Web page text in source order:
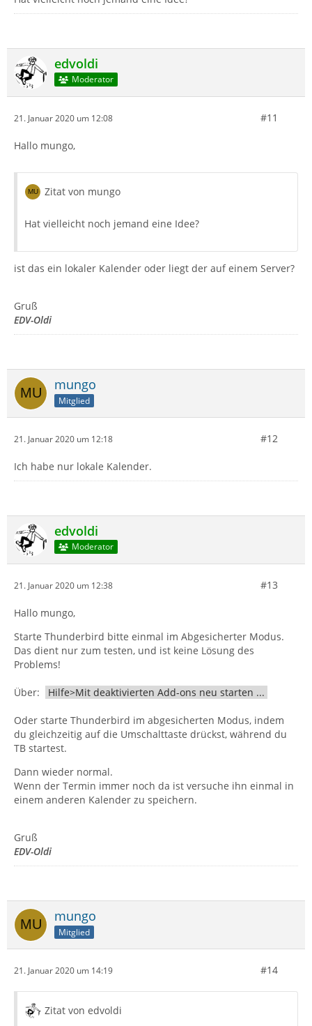
edvoldi
Moderator
21. Januar 2020 um 12:08 #11
Hallo mungo,
Zitat von mungo
Hat vielleicht noch jemand eine Idee?
ist das ein lokaler Kalender oder liegt der auf einem Server?
Gruß
EDV-Oldi
mungo
Mitglied
21. Januar 2020 um 12:18 #12
Ich habe nur lokale Kalender.
edvoldi
Moderator
21. Januar 2020 um 12:38 #13
Hallo mungo,
Starte Thunderbird bitte einmal im Abgesicherter Modus.
Das dient nur zum testen, und ist keine Lösung des
Problems!
Über: Hilfe>Mit deaktivierten Add-ons neu starten ...
Oder starte Thunderbird im abgesicherten Modus, indem
du gleichzeitig auf die Umschalttaste drückst, während du
TB startest.
Dann wieder normal.
Wenn der Termin immer noch da ist versuche ihn einmal in
einem anderen Kalender zu speichern.
Gruß
EDV-Oldi
mungo
Mitglied
21. Januar 2020 um 14:19 #14
Zitat von edvoldi